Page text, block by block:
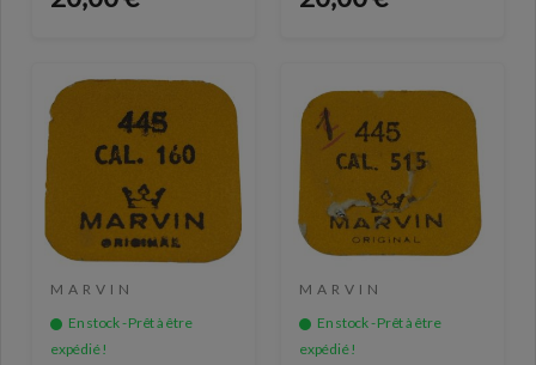
MARVIN
En stock - Prêt à être
expédié !
MARVIN
En stock - Prêt à être
expédié !